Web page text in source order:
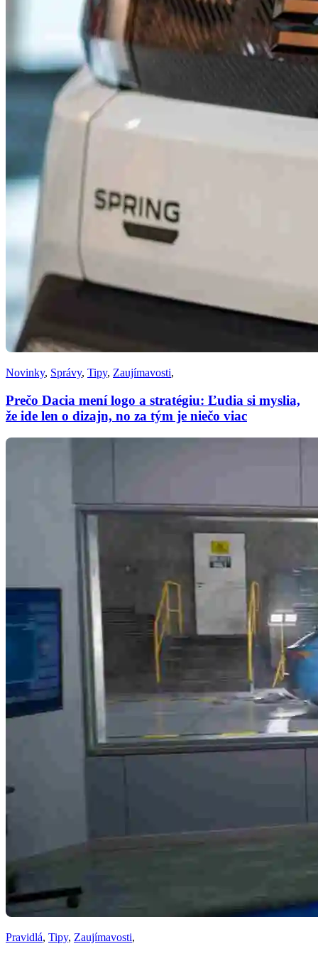
Novinky, Správy, Tipy, Zaujímavosti,
Prečo Dacia mení logo a stratégiu: Ľudia si myslia,
že ide len o dizajn, no za tým je niečo viac
Pravidlá, Tipy, Zaujímavosti,